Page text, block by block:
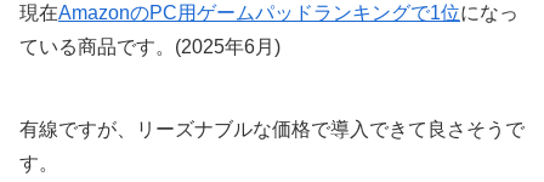
現在AmazonのPC用ゲームパッドランキングで1位になっ
ている商品です。(2025年6月)
有線ですが、リーズナブルな価格で導入できて良さそうで
す。